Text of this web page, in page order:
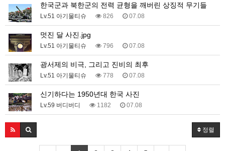
한국군과 북한군의 전력 균형을 깨버린 상징적 무기들
Lv.51 아기물티슈 826 07.08
멋진 달 사진.jpg
Lv.51 아기물티슈 796 07.08
광서제의 비극, 그리고 진비의 최후
Lv.51 아기물티슈 778 07.08
신기하다는 1950년대 한국 사진
Lv.59 버디버디 1182 07.08
정렬